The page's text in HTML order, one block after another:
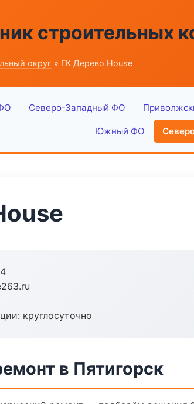
строительных
округ » ГК Дерево House
Северо-Западный ФО
Южный ФО
круглосуточно
в Пятигорск